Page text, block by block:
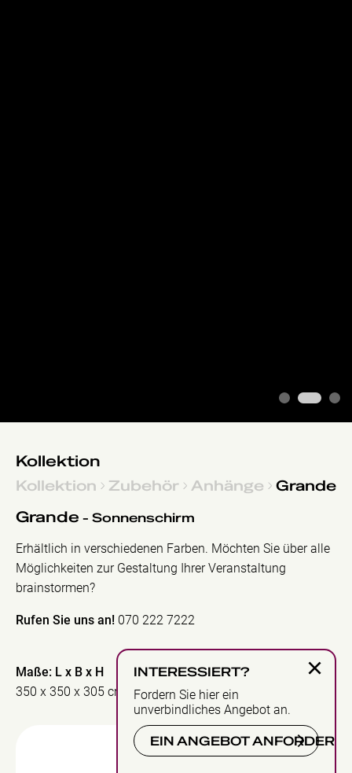
×
INTERESSIERT?
Fordern Sie hier ein
unverbindliches Angebot an.
EIN ANGEBOT ANFORDERN
1 2 3
Kollektion
Kollektion Zubehör Anhänge Grande
Grande - Sonnenschirm
Erhältlich in verschiedenen Farben. Möchten Sie über alle
Möglichkeiten zur Gestaltung Ihrer Veranstaltung
brainstormen?
Rufen Sie uns an! 070 222 7222
Maße: L x B x H
350 x 350 x 305 cm